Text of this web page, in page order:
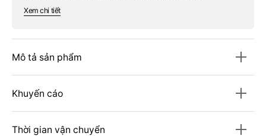
Xem chi tiết
Mô tả sản phẩm
Khuyến cáo
Thời gian vận chuyển